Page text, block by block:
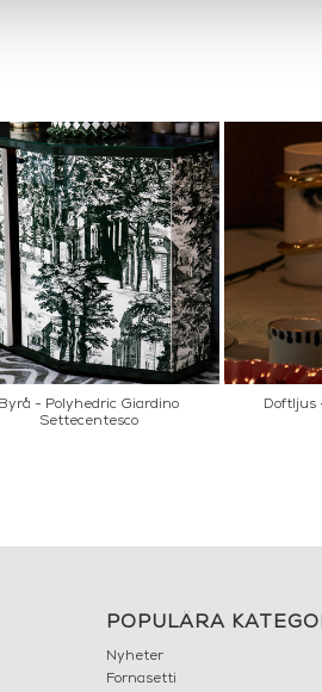
Byrå - Polyhedric Giardino
Settecentesco
Doftljus
POPULÄRA
Nyheter
Fornasetti